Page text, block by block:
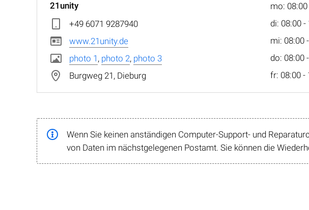
21unity
+49 6071 9287940
www.21unity.de
photo 1 , photo 2, photo 3
Burgweg 21, Dieburg
mo:
di: 08:00 -
mi: 08:00
do: 08:00
fr: 08:00 -
Wenn Sie keinen anständigen Computer-Support- und
von Daten im nächstgelegenen Postamt. Sie können die